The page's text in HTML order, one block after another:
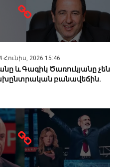
Հունիս, 2026 15:46
և Գագիկ Ծառուկյանը չեն
բանավեճին.